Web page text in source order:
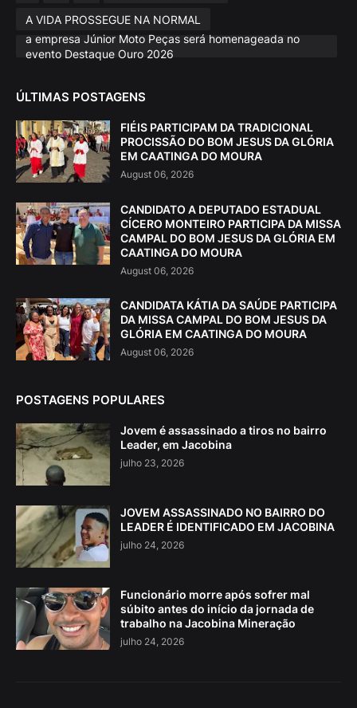
A VIDA PROSSEGUE NA NORMAL
a empresa Júnior Moto Peças será homenageada no
evento Destaque Ouro 2026
ÚLTIMAS POSTAGENS
FIÉIS PARTICIPAM DA TRADICIONAL
PROCISSÃO DO BOM JESUS DA GLÓRIA
EM CAATINGA DO MOURA
August 06, 2026
CANDIDATO A DEPUTADO ESTADUAL
CÍCERO MONTEIRO PARTICIPA DA MISSA
CAMPAL DO BOM JESUS DA GLÓRIA EM
CAATINGA DO MOURA
August 06, 2026
CANDIDATA KÁTIA DA SAÚDE PARTICIPA
DA MISSA CAMPAL DO BOM JESUS DA
GLÓRIA EM CAATINGA DO MOURA
August 06, 2026
POSTAGENS POPULARES
Jovem é assassinado a tiros no bairro
Leader, em Jacobina
julho 23, 2026
JOVEM ASSASSINADO NO BAIRRO DO
LEADER É IDENTIFICADO EM JACOBINA
julho 24, 2026
Funcionário morre após sofrer mal
súbito antes do início da jornada de
trabalho na Jacobina Mineração
julho 24, 2026